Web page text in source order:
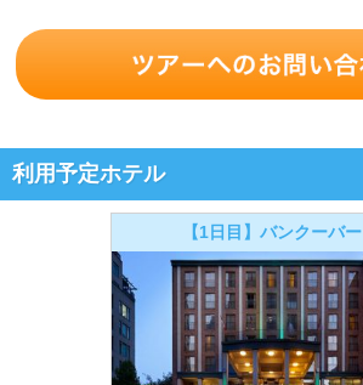
利用予定ホテル
【1日目】バンクーバー